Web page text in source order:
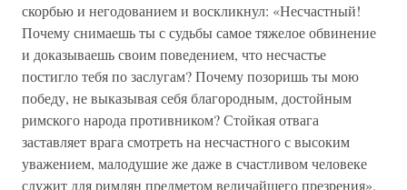
скорбью и негодованием и воскликнул: «Несчастный!
Почему снимаешь ты с судьбы самое тяжелое обвинение
и доказываешь своим поведением, что несчастье
постигло тебя по заслугам? Почему позоришь ты мою
победу, не выказывая себя благородным, достойным
римского народа противником? Стойкая отвага
заставляет врага смотреть на несчастного с высоким
уважением, малодушие же даже в счастливом человеке
служит для римлян предметом величайшего презрения».